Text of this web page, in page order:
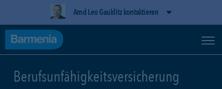
Arnd Leo Gauklitz kontaktieren
Berufsunfähigkeitsversicherung